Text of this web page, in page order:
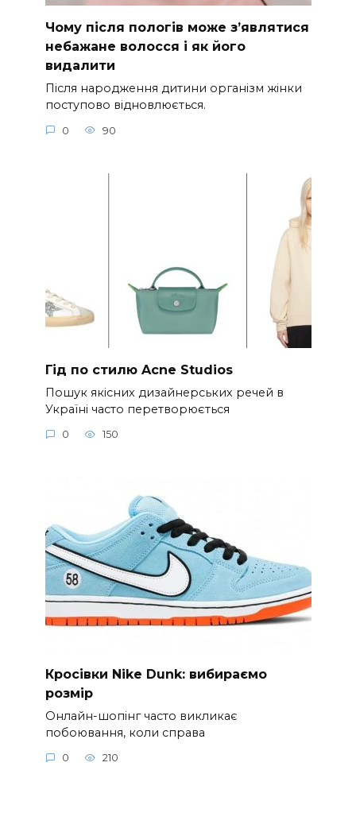
Чому після пологів може з’являтися
небажане волосся і як його
видалити
Після народження дитини організм жінки
поступово відновлюється.
0 90
Гід по стилю Acne Studios
Пошук якісних дизайнерських речей в
Україні часто перетворюється
0 150
Кросівки Nike Dunk: вибираємо
розмір
Онлайн-шопінг часто викликає
побоювання, коли справа
0 210